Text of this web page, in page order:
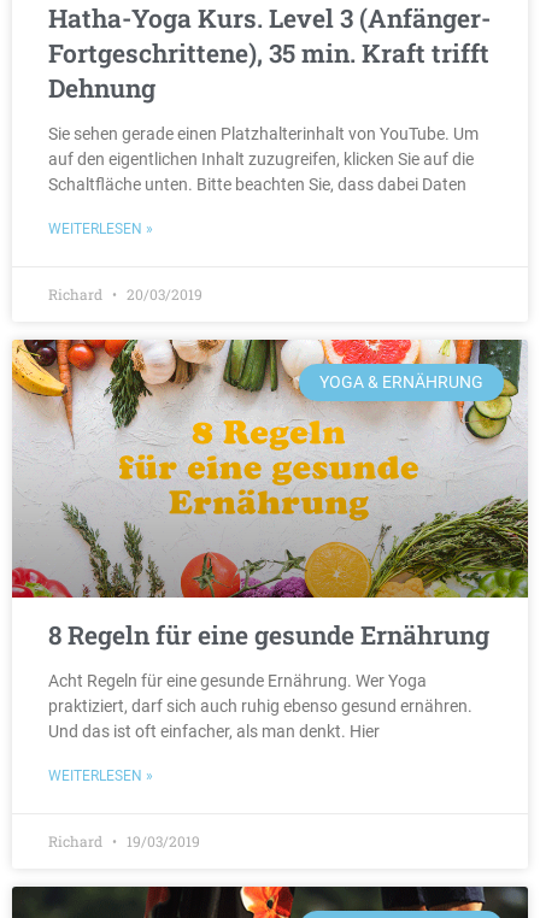
Hatha-Yoga Kurs. Level 3 (Anfänger-
Fortgeschrittene), 35 min. Kraft trifft
Dehnung
Sie sehen gerade einen Platzhalterinhalt von YouTube. Um
auf den eigentlichen Inhalt zuzugreifen, klicken Sie auf die
Schaltfläche unten. Bitte beachten Sie, dass dabei Daten
WEITERLESEN »
Richard 20/03/2019
YOGA & ERNÄHRUNG
8 Regeln für eine gesunde Ernährung
Acht Regeln für eine gesunde Ernährung. Wer Yoga
praktiziert, darf sich auch ruhig ebenso gesund ernähren.
Und das ist oft einfacher, als man denkt. Hier
WEITERLESEN »
Richard 19/03/2019